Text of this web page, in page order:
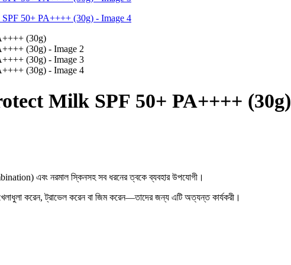
Milk SPF 50+ PA++++ (30g)
এবং নরমাল স্কিনসহ সব ধরনের ত্বকে ব্যবহার উপযোগী।
করেন, ট্রাভেল করেন বা জিম করেন—তাদের জন্য এটি অত্যন্ত কার্যকরী।
(30g) quantity